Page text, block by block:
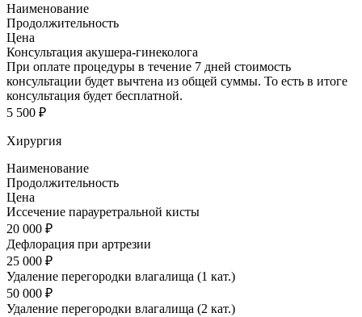
Наименование
Продолжительность
Цена
Консультация акушера-гинеколога
При оплате процедуры в течение 7 дней стоимость
консультации будет вычтена из общей суммы. То есть в итоге
консультация будет бесплатной.
5 500 ₽
Хирургия
Наименование
Продолжительность
Цена
Иссечение парауретральной кисты
20 000 ₽
Дефлорация при артрезии
25 000 ₽
Удаление перегородки влагалища (1 кат.)
50 000 ₽
Удаление перегородки влагалища (2 кат.)